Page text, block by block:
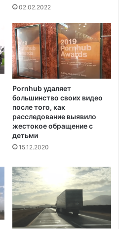
02.02.2022
Pornhub удаляет
большинство своих видео
после того, как
расследование выявило
жестокое обращение с
детьми
15.12.2020